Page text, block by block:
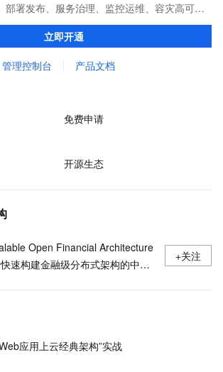
部署发布、服务治理、监控运维、容灾高可用
兼容Dubbo、Spring Cloud等微服务运行环
用轻松转型分布式架构
立即开通
管理控制台 产品文档
免费申请
开源生态
Open Financial Architecture
速构建金融级分布式架构的中间
+关注
应用上云经典架构”实战